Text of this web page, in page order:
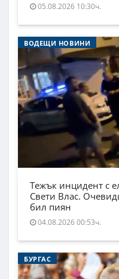
05.08.2026 10:30ч.
ВОДЕЩИ НОВИНИ
Тежък инцидент с
Свети Влас.
бил пиян
04.08.2026 00:53ч.
БУРГАС